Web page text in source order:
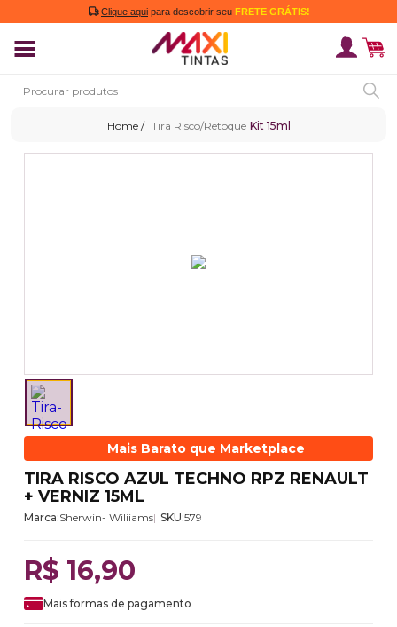
Clique aqui para descobrir seu FRETE GRÁTIS!
Tira Risco/Retoque Kit 15ml
Mais Barato que Marketplace
TIRA RISCO AZUL TECHNO RPZ RENAULT
+ VERNIZ 15ML
Marca:Sherwin- Wiliiams SKU:579
R$ 16,90
Mais formas de pagamento